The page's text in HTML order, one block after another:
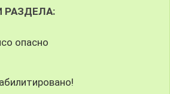
РАЗДЕЛА:
опасно